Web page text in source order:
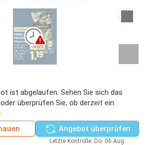
ist abgelaufen. Sehen Sie sich das
überprüfen Sie, ob derzeit ein
Angebot überprüfen
Letzte Kontrolle: Do. 06 Aug.